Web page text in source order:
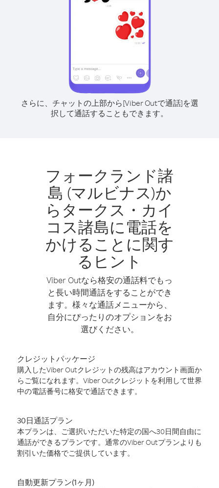
さらに、チャットの上部から[Viber Outで通話]を選
択して通話することもできます。
フォークランド諸
島 (マルビナス)か
らタークス・カイ
コス諸島に電話を
かけることに関す
るヒント
Viber Outなら格安の通話料でもっ
と長い時間通話をすることができ
ます。様々な通話メニューから、
自分にぴったりのオプションをお
選びください。
クレジットパッケージ
購入したViber Outクレジットの残高はアカウント画面か
らご覧になれます。Viber Outクレジットを利用して世界
中の電話番号に格安で通話できます。
30日通話プラン
本プランは、ご選択いただいた特定の国へ30日間自由に
通話ができるプランです。通常のViber Outプランよりも
割引いた価格でご提供しています。
自動更新プラン(1ヶ月)